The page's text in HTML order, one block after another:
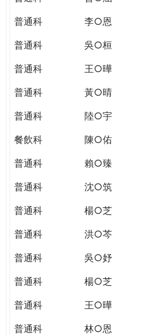
WORLD
TOMORROW
YOU
THE
PATH
GLOBAL
普通科
李○恩
普通科
吳○桓
普通科
王○曄
普通科
黃○晴
普通科
陸○宇
餐飲科
陳○佑
普通科
賴○臻
普通科
沈○筑
普通科
楊○芝
普通科
洪○芩
普通科
吳○妤
普通科
楊○芝
普通科
王○曄
普通科
林○恩